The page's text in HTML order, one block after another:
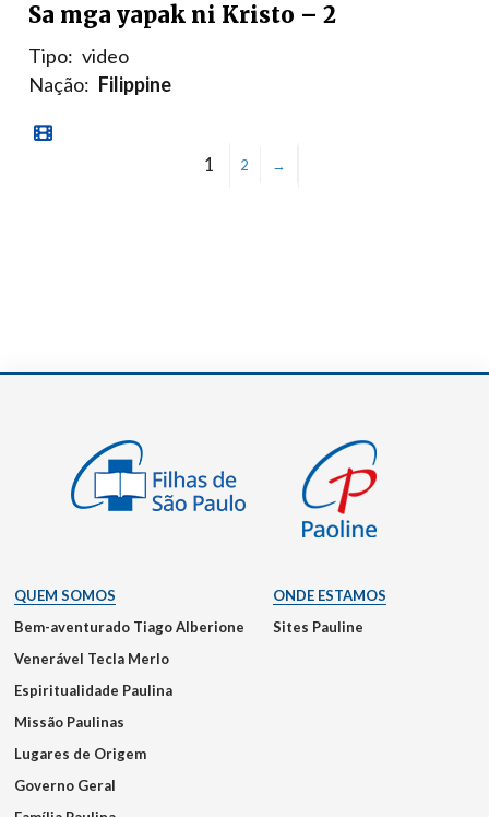
Sa mga yapak ni Kristo – 2
Tipo: video
Nação: Filippine
1 2 →
QUEM SOMOS
Bem-aventurado Tiago Alberione
Venerável Tecla Merlo
Espiritualidade Paulina
Missão Paulinas
Lugares de Origem
Governo Geral
ONDE ESTAMOS
Sites Pauline